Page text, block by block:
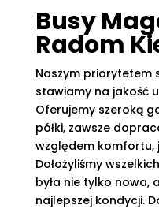
Busy
Radom
Naszym priorytetem
stawiamy na jakość
Oferujemy szeroką
półki, zawsze
względem komfortu,
Dołożyliśmy
była nie tylko nowa,
najlepszej kondycji.